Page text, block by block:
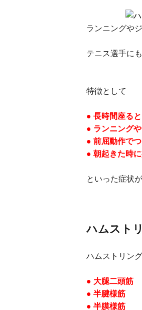
ランニングや
テニス選手に
特徴として
● 長時間座る
● ランニング
● 前屈動作で
● 朝起きた時
といった症状
ハムスト
ハムストリン
● 大腿二頭筋
● 半腱様筋
● 半膜様筋